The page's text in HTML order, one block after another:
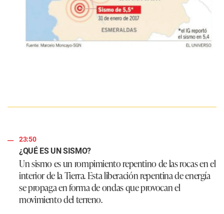
23:50
¿QUÉ ES UN SISMO?
Un sismo es un rompimiento repentino de las rocas en el
interior de la Tierra. Esta liberación repentina de energía
se propaga en forma de ondas que provocan el
movimiento del terreno.